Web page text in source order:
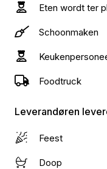
Eten wordt ter
Schoonmaken
Foodtruck
Leverandøren
Feest
Doop